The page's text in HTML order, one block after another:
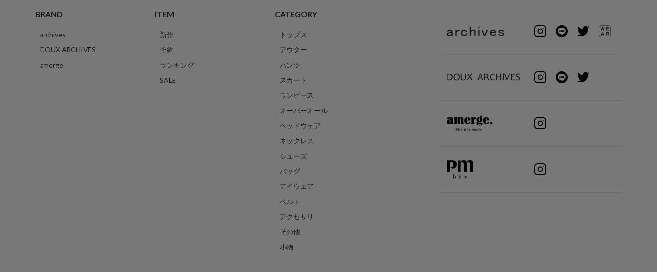
BRAND
archives
DOUX ARCHIVES
amerge.
ITEM
新作
予約
ランキング
SALE
CATEGORY
トップス
アウター
パンツ
スカート
ワンピース
オーバーオール
ヘッドウェア
ネックレス
シューズ
バッグ
アイウェア
ベルト
アクセサリ
その他
小物